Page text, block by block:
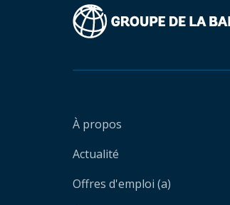
À propos
Actualité
Offres d'emploi (a)